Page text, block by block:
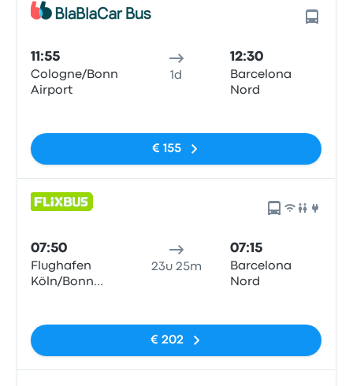
11:55
Cologne/Bonn
Airport
1d
12:30
Barcelona
Nord
€ 155
07:50
Flughafen
Köln/Bonn
23u 25m
07:15
Barcelona
Nord
€ 202